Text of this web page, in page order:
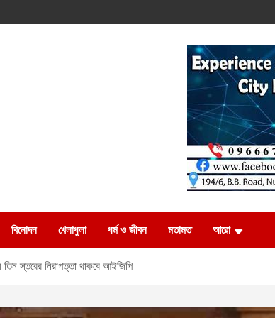
বিনোদন খেলাধুলা ধর্ম ও জীবন মতামত আরো
তিন স্তরের নিরাপত্তা থাকবে আইজিপি